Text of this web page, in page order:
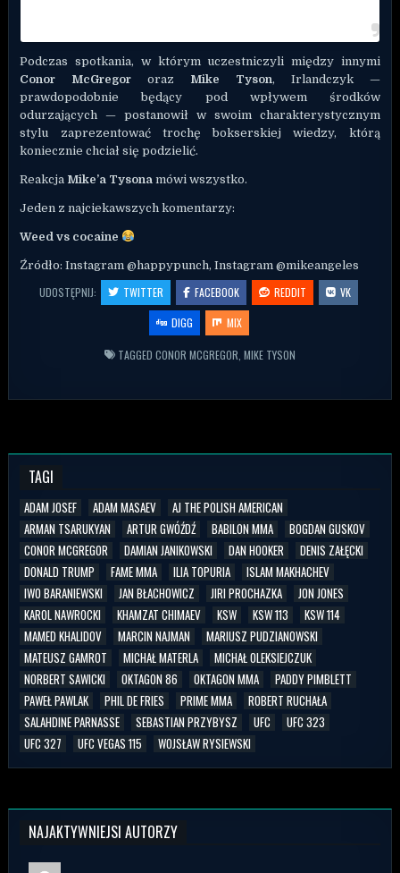
Podczas spotkania, w którym uczestniczyli między innymi
Conor McGregor oraz Mike Tyson, Irlandczyk —
prawdopodobnie będący pod wpływem środków
odurzających — postanowił w swoim charakterystycznym
stylu zaprezentować trochę bokserskiej wiedzy, którą
koniecznie chciał się podzielić.
Reakcja Mike’a Tysona mówi wszystko.
Jeden z najciekawszych komentarzy:
Weed vs cocaine
Źródło: Instagram @happypunch, Instagram @mikeangeles
UDOSTĘPNIJ: TWITTER FACEBOOK REDDIT
VK
DIGG
MIX
TAGGED CONOR MCGREGOR MIKE TYSON
TAGI
ADAM JOSEF ADAM MASAEV
AJ THE POLISH AMERICAN
ARMAN TSARUKYAN
ARTUR GWÓŹDŹ BABILON MMA
BOGDAN GUSKOV
CONOR MCGREGOR
DAMIAN JANIKOWSKI DAN HOOKER
DENIS ZAŁĘCKI
DONALD TRUMP
FAME MMA ILIA TOPURIA
ISLAM MAKHACHEV
IWO BARANIEWSKI
JAN BŁACHOWICZ JIRI PROCHAZKA
JON JONES
KAROL NAWROCKI
KHAMZAT CHIMAEV KSW KSW 113
KSW 114
MAMED KHALIDOV
MARCIN NAJMAN
MARIUSZ PUDZIANOWSKI
MATEUSZ GAMROT
MICHAŁ MATERLA
MICHAŁ OLEKSIEJCZUK
NORBERT SAWICKI
OKTAGON 86 OKTAGON MMA
PADDY PIMBLETT
PAWEŁ PAWLAK
PHIL DE FRIES PRIME MMA
ROBERT RUCHAŁA
SALAHDINE PARNASSE
SEBASTIAN PRZYBYSZ UFC
UFC 323
UFC 327
UFC VEGAS 115 WOJSŁAW RYSIEWSKI
NAJAKTYWNIEJSI AUTORZY